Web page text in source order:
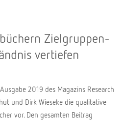
Zielgruppen-
vertiefen
2019 des Magazins Research
und Dirk Wieseke die qualitative
vor. Den gesamten Beitrag